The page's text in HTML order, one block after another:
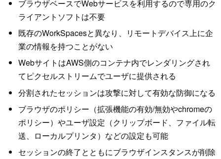
ブラウザベースでWebサービスを利用するので専用のク
ライアントソフトは不要
既存のWorkSpacesと異なり、リモートデバイス上に企
業の情報を持つことがない
WebサイトはAWS側のコンテナ内でレンダリングされ
てピクセルストリームでユーザに提供される
分割されたセッションは攻撃に対して有効な防御になる
ブラウザのポリシー（拡張機能の有効/無効やchromeの
ポリシー）やユーザ設定（クリップボード、ファイル転
送、ローカルプリンタ）などの設定も可能
セッションの終了とともにブラウザインスタンスが削除